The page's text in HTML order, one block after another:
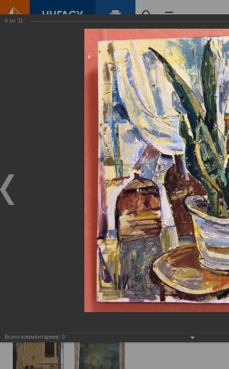
Галерея
Творческая выставка кафедры дизайн-проектирования и изобразительных искусств
Фотогалерея
4 из 11
Всего комментариев: 0